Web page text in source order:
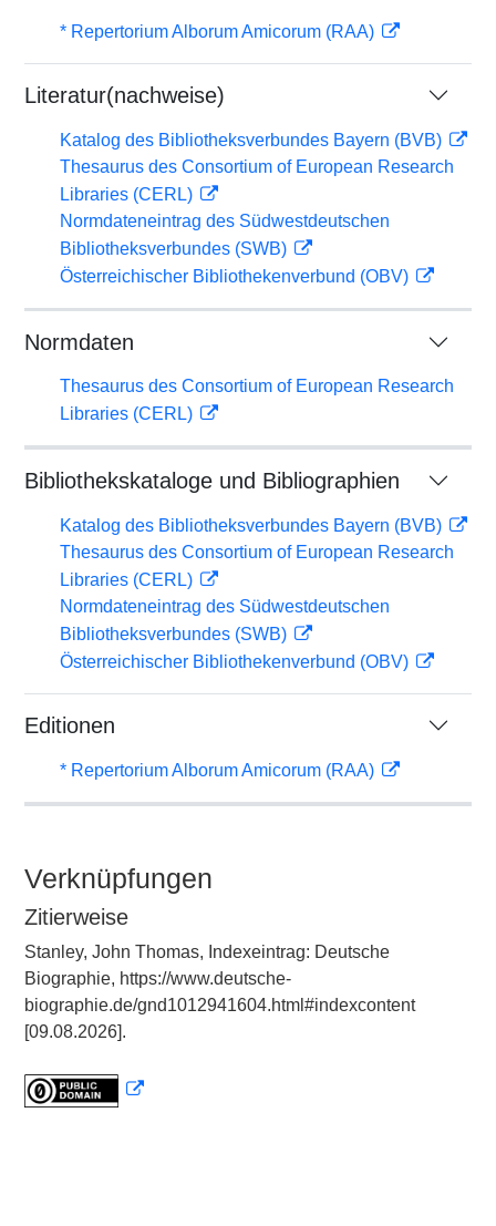
* Repertorium Alborum Amicorum (RAA)
Literatur(nachweise)
Katalog des Bibliotheksverbundes Bayern (BVB)
Thesaurus des Consortium of European Research
Libraries (CERL)
Normdateneintrag des Südwestdeutschen
Bibliotheksverbundes (SWB)
Österreichischer Bibliothekenverbund (OBV)
Normdaten
Thesaurus des Consortium of European Research
Libraries (CERL)
Bibliothekskataloge und Bibliographien
Katalog des Bibliotheksverbundes Bayern (BVB)
Thesaurus des Consortium of European Research
Libraries (CERL)
Normdateneintrag des Südwestdeutschen
Bibliotheksverbundes (SWB)
Österreichischer Bibliothekenverbund (OBV)
Editionen
* Repertorium Alborum Amicorum (RAA)
Verknüpfungen
Zitierweise
Stanley, John Thomas, Indexeintrag: Deutsche
Biographie, https://www.deutsche-
biographie.de/gnd1012941604.html#indexcontent
[09.08.2026].